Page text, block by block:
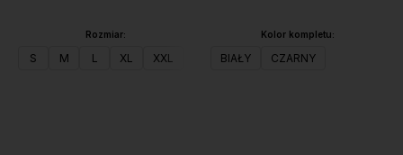
Rozmiar:
S M L XL XXL
Kolor kompletu:
BIAŁY CZARNY